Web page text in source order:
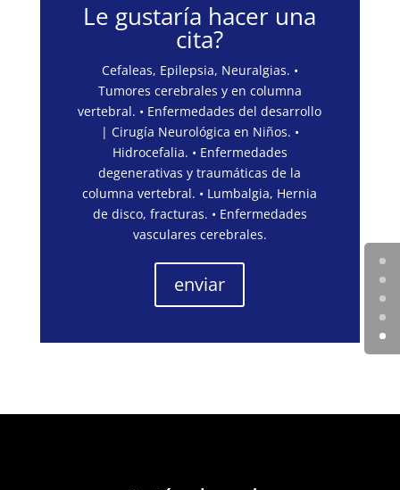
Le gustaría hacer una
cita?
Cefaleas, Epilepsia, Neuralgias. •
Tumores cerebrales y en columna
vertebral. • Enfermedades del desarrollo
| Cirugía Neurológica en Niños. •
Hidrocefalia. • Enfermedades
degenerativas y traumáticas de la
columna vertebral. • Lumbalgia, Hernia
de disco, fracturas. • Enfermedades
vasculares cerebrales.
enviar